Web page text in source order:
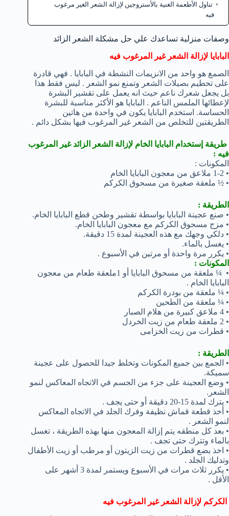
تناول الأطعمة الغنية بالأستروجين لإزالة الشعر الغير مرغوب
فيه
وصفات منزلية تساعدك علي حل مشكلة الشعر الزائد
البابايا لإزالة الشعر غير المرغوب فيه
الصمغ هو واحد من الانزيمات النشطة في البابايا . فهي قادرة
على تحطيم بصيلات الشعر وتمنع نمو الشعر . ليس فقط هذا
بل يجعل شعرك ناعم حيث انه يعمل على تقشير البشرة
لإعطائها الملمس الناعم . البابايا هو الأكثر مناسبة للبشرة
الحساسة. استخدم البابايا يكون في واحدة من هاتين
الطريقتين للتخلص من الشعر غير المرغوب فيها بشكل دائم .
طريقة إستخدام البابايا الخام لإزالة الشعر الزائد غير المرغوب
فيه :
المكونات :
• 1-2 ملاعق من معجون البابايا الخام
• ½ ملعقة صغيرة من مسحوق الكركم
الطريقة :
• صنع عجينة البابايا بواسطة تقشير وطحن قطع البابايا الخام.
• مزج مسحوق الكركم مع معجون البابايا الخام.
• دلكي وجهك مع هذه العجينة لمدة 15 دقيقة.
• يغسل بالماء.
• يكرر مرة واحدة أو مرتين في الأسبوع .
المكونات :
• ¼ ملعقة من مسحوق البابايا أو 1ملعقة طعام من معجون
البابايا الخام .
• ¼ ملعقة من بودرة الكركم
• ¼ ملعقة من الطحين
• 4 ملاعق كبيرة من هلام الصبار
• 2 ملعقة طعام من زيت الخردل
• قطرات من زيت الخزامى
الطريقة :
• الجمع بين جميع المكونات وتخلط جيدا للحصول على عجينة
سميكة.
• وضع العجينة على جزء من الجسم في الاتجاه المعاكس لنمو
الشعر.
• يترك لمدة 15-20 دقيقة أو حتى يجف .
• أخذ قطعة قماش نظيفة وفرك الجلد في الاتجاه المعاكس
لنمو الشعر .
• بعد كل منطقه يتم إزالة المعجون منها بهذه الطريقة ، تغسل
بالماء وتترك حتى تجف .
• اخذ بضع قطرات من زيت الزيتون أو مرطب أو زيت الأطفال
وتدليك الجلد .
• يكرر ثلاث مرات في الأسبوع ويستمر لمدة 3 أشهر على
الأقل .
الكركم لإزالة الشعر غير المرغوب فيه